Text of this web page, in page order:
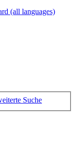
(all languages)
Suche